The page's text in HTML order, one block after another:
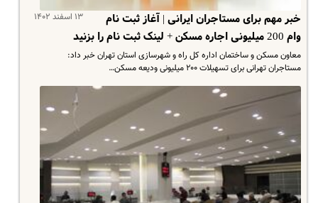
۱۳ اسفند ۱۴۰۲
خبر مهم برای مستاجران ایرانی | آغاز ثبت نام
وام 200 میلیونی اجاره مسکن + لینک ثبت نام را بزنید
معاون مسکن و ساختمان اداره کل راه و شهرسازی استان تهران خبر داد:
مستاجران تهرانی برای تسهیلات ۲۰۰ میلیونی ودیعه مسکن…